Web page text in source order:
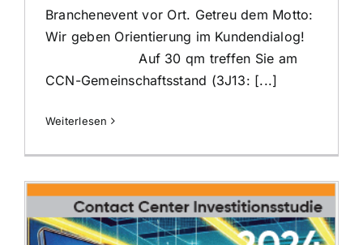
Branchenevent vor Ort. Getreu dem Motto:
Wir geben Orientierung im Kundendialog!
Auf 30 qm treffen Sie am
CCN-Gemeinschaftsstand (3J13: [...]
Weiterlesen